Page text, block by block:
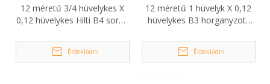
12 méretű 3/4 hüvelykes X
0,12 hüvelykes Hilti B4 sorba
Érdeklődni
12 méretű 1 hüvelyk X 0,12
hüvelykes B3 horganyzott
Érdeklődni